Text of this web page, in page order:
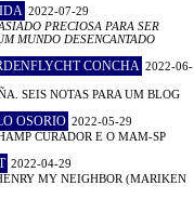
2022-07-29
PRECIOSA PARA SER
MUNDO DESENCANTADO
CONCHA 2022-06-
SEIS NOTAS PARA UM BLOG
OSORIO 2022-05-29
CURADOR E O MAM-SP
2022-04-29
MY NEIGHBOR (MARIKEN